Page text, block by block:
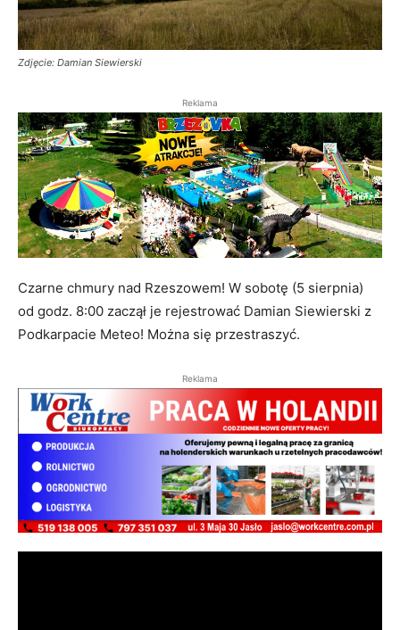
Zdjęcie: Damian Siewierski
Reklama
Czarne chmury nad Rzeszowem! W sobotę (5 sierpnia)
od godz. 8:00 zaczął je rejestrować Damian Siewierski z
Podkarpacie Meteo! Można się przestraszyć.
Reklama